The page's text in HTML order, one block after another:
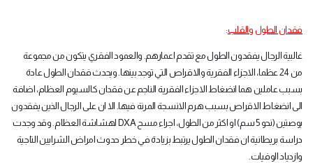
فقدان الطول والقلب:
غالبية الرجال يفقدون الطول مع تقدم اعمارهم. والعمود الفقري يتكون من مجموعة
من 24 عظما، الاجزاء الفقرية والاقراص التي توجد بينها. ويحدث فقدان الطول عادة
بسبب عاملين هما انضغاط الاجزاء الفقرية الناجم عن فقدان كالسيوم العظام، اضافة
الى انضغاط الاقراص بسبب هرم الانسجة المرنة فيها. الا ان على الرجال الذين يفقدون
بوصتين (نحو 5 سم) او اكثر من الطول، اجراء مسح
DXA لهشاشة العظام. وقد وجدت
دراسة بريطانية ان فقدان الطول يرتبط بزيادة في خطر حدوث امراض الشرايين التاجية
وازدياد الوفيات.